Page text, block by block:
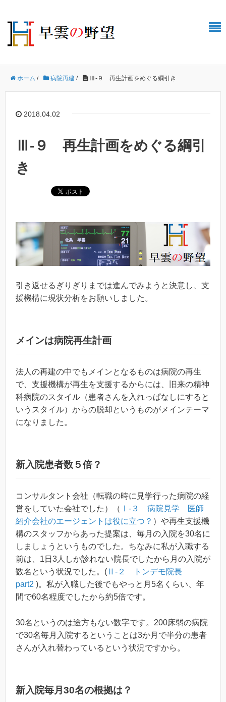
ホーム / 病院再建 / Ⅲ-９ 再生計画をめぐる綱引き
2018.04.02
Ⅲ-９ 再生計画をめぐる綱引
き
引き返せるぎりぎりまでは進んでみようと決意し、支
援機構に現状分析をお願いしました。
メインは病院再生計画
法人の再建の中でもメインとなるものは病院の再生
で、支援機構が再生を支援するからには、旧来の精神
科病院のスタイル（患者さんを入れっぱなしにすると
いうスタイル）からの脱却というものがメインテーマ
になりました。
新入院患者数５倍？
コンサルタント会社（転職の時に見学行った病院の経
営をしていた会社でした）（ Ⅰ-３ 病院見学 医師
紹介会社のエージェントは役に立つ？ ）や再生支援機
構のスタッフからあった提案は、毎月の入院を30名に
しましょうというものでした。ちなみに私が入職する
前は、1日3人しか診れない院長でしたから月の入院が
数名という状況でした。( Ⅱ-２ トンデモ院長
part2 )。私が入職した後でもやっと月5名くらい、年
間で60名程度でしたから約5倍です。
30名というのは途方もない数字です。200床弱の病院
で30名毎月入院するということは3か月で半分の患者
さんが入れ替わっているという状況ですから。
新入院毎月30名の根拠は？